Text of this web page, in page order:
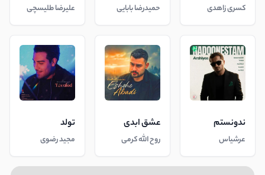
کسری زاهدی حمیدرضا بابایی علیرضا طلیسچی
ندونستم
عرشیاس
عشق ابدی
روح الله کرمی
تولد
مجید رضوی